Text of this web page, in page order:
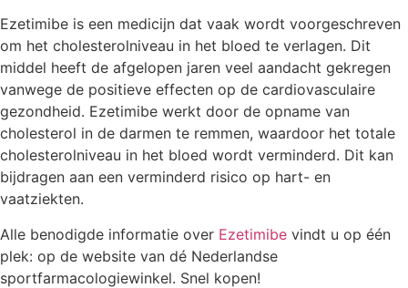
Ezetimibe is een medicijn dat vaak wordt voorgeschreven
om het cholesterolniveau in het bloed te verlagen. Dit
middel heeft de afgelopen jaren veel aandacht gekregen
vanwege de positieve effecten op de cardiovasculaire
gezondheid. Ezetimibe werkt door de opname van
cholesterol in de darmen te remmen, waardoor het totale
cholesterolniveau in het bloed wordt verminderd. Dit kan
bijdragen aan een verminderd risico op hart- en
vaatziekten.
Alle benodigde informatie over Ezetimibe vindt u op één
plek: op de website van dé Nederlandse
sportfarmacologiewinkel. Snel kopen!